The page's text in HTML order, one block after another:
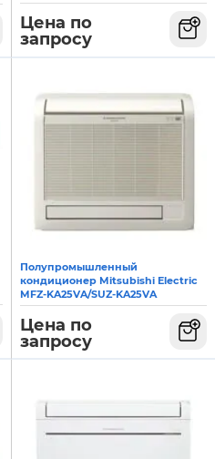
Цена по
запросу
Полупромышленный
кондиционер Mitsubishi Electric
MFZ-KA25VA/SUZ-KA25VA
Цена по
запросу